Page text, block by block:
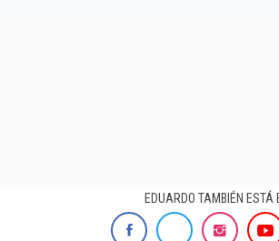
EDUARDO TAMBIÉN ESTÁ